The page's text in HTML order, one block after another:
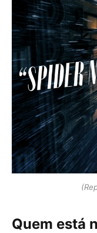
Quem está